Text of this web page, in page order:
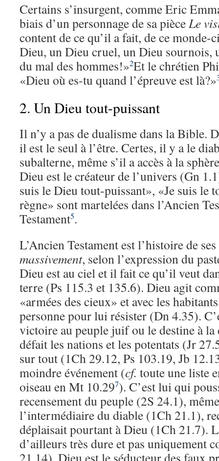
Certains s’insurgent, comme Eric
biais d’un personnage de sa pièceLe
content de ce qu’il a fait, de ce monde-
Dieu, un Dieu cruel, un Dieu sournois,
du mal des hommes!»2Et le chrétien
«Dieu où es-tu quand l’épreuve est là?»
2. Un Dieu tout-puissant
Il n’y a pas de dualisme dans la Bible.
il est le seul à l’être. Certes, il y a le
subalterne, même s’il a accès à la
Dieu est le créateur de l’univers (Gn
suis le Dieu tout-puissant», «Je suis le
règne» sont martelées dans l’Ancien
Testament5.
L’Ancien Testament est l’histoire de
massivement, selon l’expression du
Dieu est au ciel et il fait ce qu’il veut
terre (Ps 115.3 et 135.6). Dieu agit
«armées des cieux» et avec les
personne pour lui résister (Dn 4.35).
victoire au peuple juif ou le destine à
défait les nations et les potentats (Jr
sur tout (1Ch 29.12, Ps 103.19, Jb
moindre événement (cf. toute une liste
oiseau en Mt 10.297). C’est lui qui
recensement du peuple (2S 24.1),
l’intermédiaire du diable (1Ch 21.1),
déplaisait pourtant à Dieu (1Ch 21.7).
d’ailleurs très dure et pas uniquement
21.14). Dieu est le séducteur des faux